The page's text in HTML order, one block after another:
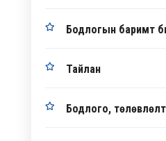
Бодлогын баримт
Тайлан
Бодлого, төлөвлөлт